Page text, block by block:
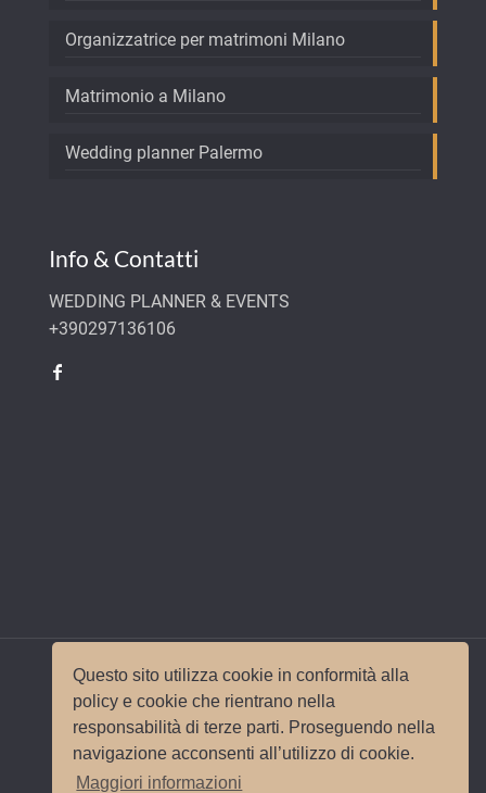
Questo sito utilizza cookie in conformità alla
policy e cookie che rientrano nella
responsabilità di terze parti. Proseguendo nella
navigazione acconsenti all’utilizzo di cookie.
Maggiori informazioni
Organizzatrice per matrimoni Milano
Matrimonio a Milano
Wedding planner Palermo
Info & Contatti
WEDDING PLANNER & EVENTS
+390297136106
© 2017 Wedding Planner Milano Italy |Mappa del
sito|Privacy e Cookie PolicySito e